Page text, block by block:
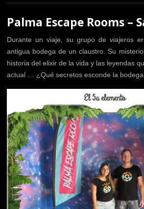
Palma Escape Rooms –
Durante un viaje, su grupo de viajeros
antigua bodega de un claustro. Su
historia del elixir de la vida y las leyendas
actual … ¿Qué secretos esconde la